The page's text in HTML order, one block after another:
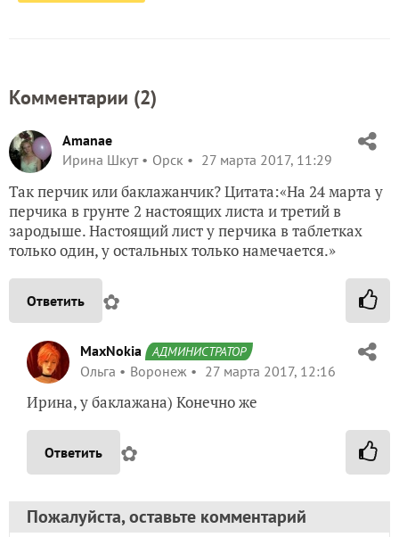
Комментарии (2)
Amanae
Ирина Шкут
Орск 27 марта 2017, 11:29
Так перчик или баклажанчик? Цитата:«На 24 марта у
перчика в грунте 2 настоящих листа и третий в
зародыше. Настоящий лист у перчика в таблетках
только один, у остальных только намечается.»
Ответить ✿
MaxNokia АДМИНИСТРАТОР
Ольга Воронеж 27 марта 2017, 12:16
Ирина, у баклажана) Конечно же
Ответить ✿
Пожалуйста, оставьте комментарий